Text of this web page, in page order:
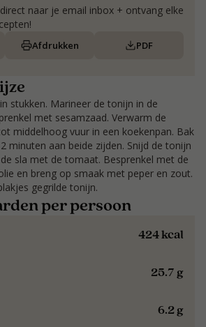
naar je email inbox + ontvang elke
Afdrukken PDF
stukken. Marineer de tonijn in de
met sesamzaad. Verwarm de
middelhoog vuur in een koekenpan. Bak
minuten aan beide zijden. Snijd de tonijn
sla met de tomaat. Besprenkel met de
en breng op smaak met peper en zout.
gegrilde tonijn.
per persoon
424 kcal
25.7 g
6.2 g